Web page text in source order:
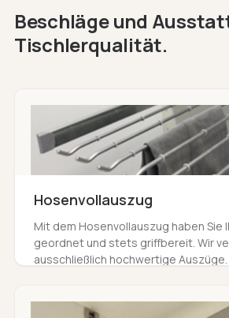
Beschläge und
Tischlerqualität.
Hosenvollauszug
Mit dem Hosenvollauszug haben Sie
geordnet und stets griffbereit. Wir
ausschließlich hochwertige